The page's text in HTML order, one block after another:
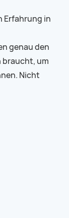
Erfahrung in
genau den
braucht, um
Nicht